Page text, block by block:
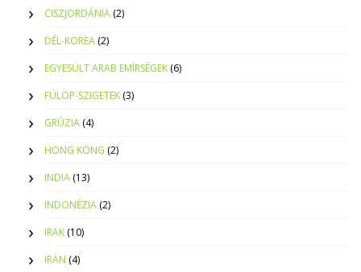
CISZJORDÁNIA (2)
DÉL-KOREA (2)
EGYESÜLT ARAB EMÍRSÉGEK (6)
FÜLÖP-SZIGETEK (3)
GRÚZIA (4)
HONG KONG (2)
INDIA (13)
INDONÉZIA (2)
IRAK (10)
IRÁN (4)